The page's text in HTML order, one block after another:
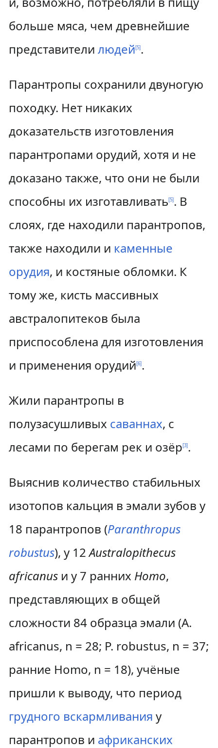
больше мяса, чем древнейшие
представители людей[5].
Парантропы сохранили двуногую
походку. Нет никаких
доказательств изготовления
парантропами орудий, хотя и не
доказано также, что они не были
способны их изготавливать[5]. В
слоях, где находили парантропов,
также находили и каменные
орудия, и костяные обломки. К
тому же, кисть массивных
австралопитеков была
приспособлена для изготовления
и применения орудий[6].
Жили парантропы в
полузасушливых саваннах, с
лесами по берегам рек и озёр[3].
Выяснив количество стабильных
изотопов кальция в эмали зубов у
18 парантропов (Paranthropus
robustus), у 12Australopithecus
africanusи у 7 ранних Homo,
представляющих в общей
сложности 84 образца эмали (A.
africanus, n = 28; P. robustus, n = 37;
ранние Homo, n = 18), учёные
пришли к выводу, что период
грудного вскармливания у
парантропов и африканских